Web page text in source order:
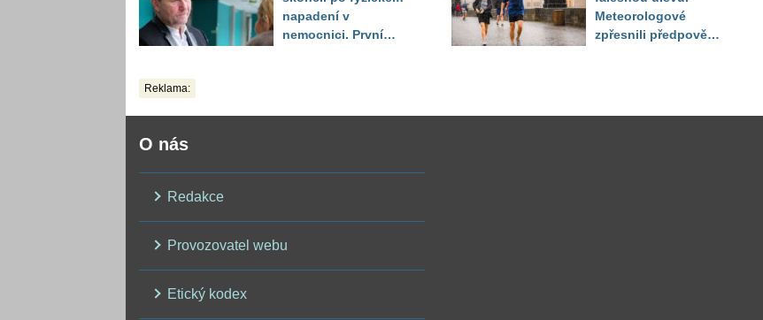
napadení v
nemocnici. První
Meteorologové
zpřesnili předpověď
Reklama:
O nás
Redakce
Provozovatel webu
Etický kodex